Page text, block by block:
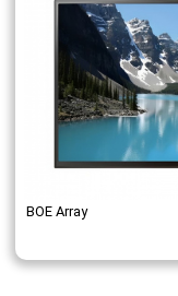
BOE Array